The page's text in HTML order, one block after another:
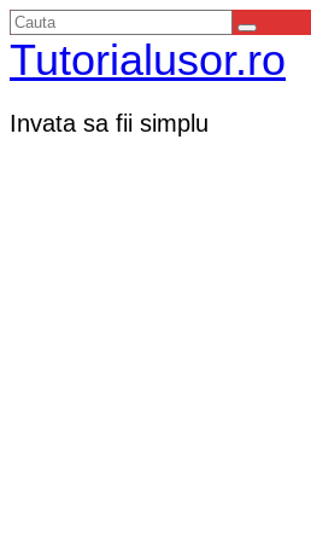
Tutorialusor.ro
Invata sa fii simplu